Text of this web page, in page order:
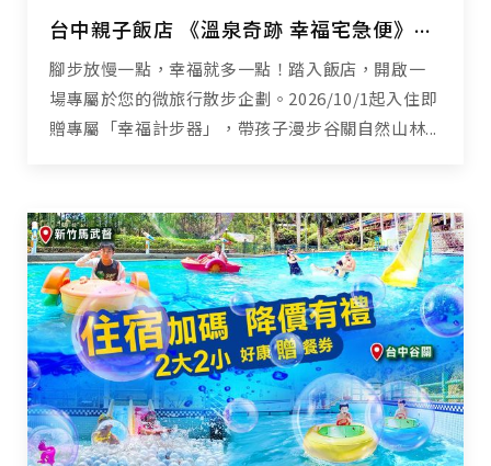
台中親子飯店 《溫泉奇跡 幸福宅急便》親子泡湯 x 幸福任務，解鎖驚喜好禮
腳步放慢一點，幸福就多一點！踏入飯店，開啟一
場專屬於您的微旅行散步企劃。2026/10/1起入住即
贈專屬「幸福計步器」，帶孩子漫步谷關自然山林...